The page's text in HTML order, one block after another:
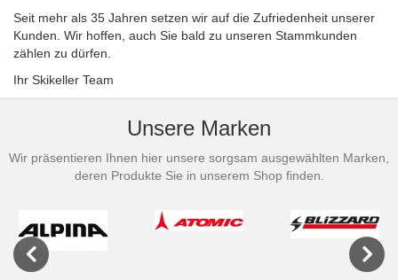
Seit mehr als 35 Jahren setzen wir auf die Zufriedenheit unserer
Kunden. Wir hoffen, auch Sie bald zu unseren Stammkunden
zählen zu dürfen.
Ihr Skikeller Team
Unsere Marken
Wir präsentieren Ihnen hier unsere sorgsam ausgewählten Marken,
deren Produkte Sie in unserem Shop finden.